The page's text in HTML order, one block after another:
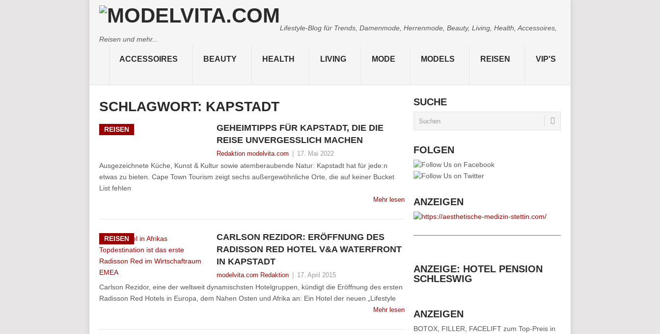
Lifestyle-Blog für Trends, Damenmode, Herrenmode, Beauty, Living, Health, Accessoires,
Reisen und mehr...
ACCESSOIRES BEAUTY HEALTH LIVING MODE MODELS REISEN VIP'S
SCHLAGWORT: KAPSTADT
REISEN
GEHEIMTIPPS FÜR KAPSTADT, DIE DIE
REISE UNVERGESSLICH MACHEN
Redaktion modelvita.com 17. Mai 2022
Ausgezeichnete Küche, Kunst & Kultur sowie atemberaubende Natur: Kapstadt hat für jede:n
etwas zu bieten. Cape Town Tourism zeigt sechs außergewöhnliche Orte, die auf keiner Bucket
List fehlen
Mehr lesen
REISEN
CARLSON REZIDOR: ERÖFFNUNG DES
RADISSON RED HOTEL V&A WATERFRONT
IN KAPSTADT
modelvita.com Redaktion 17. April 2015
Carlson Rezidor, eine der weltweit dynamischsten Hotelgruppen, kündigt die Eröffnung des ersten
Radisson Red Hotels in Europa, dem Nahen Osten und Afrika an: Ein Hotel der neuen „Lifestyle
Mehr lesen
SUCHE
FOLGEN
ANZEIGEN
ANZEIGE: HOTEL PENSION
SCHLESWIG
ANZEIGEN
BOTOX, FILLER, FACELIFT zum Top-Preis in